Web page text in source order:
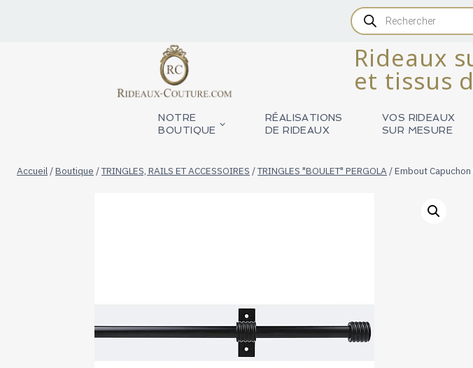
Recherche
de
produits
Rideaux
et tissus
NOTRE
BOUTIQUE
RÉALISATIONS
DE RIDEAUX
VOS RIDEAUX
SUR MESURE
Accueil /Boutique /TRINGLES, RAILS ET ACCESSOIRES /TRINGLES "BOULET" PERGOLA /Embout